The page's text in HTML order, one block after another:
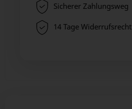
Sicherer Zahlungsweg
14 Tage Widerrufsrecht